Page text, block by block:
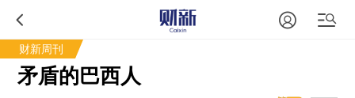
财新周刊
矛盾的巴西人